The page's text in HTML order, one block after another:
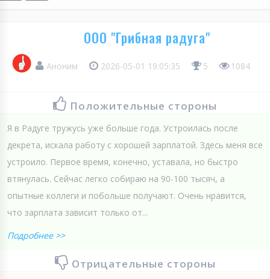
ООО "Грибная радуга"
Аноним 2026-05-01 19:05:35 5 1084
Положительные стороны
Я в Радуге тружусь уже больше года. Устроилась после
декрета, искала работу с хорошей зарплатой. Здесь меня все
устроило. Первое время, конечно, уставала, но быстро
втянулась. Сейчас легко собираю на 90-100 тысяч, а
опытные коллеги и побольше получают. Очень нравится,
что зарплата зависит только от...
Подробнее >>
Отрицательные стороны